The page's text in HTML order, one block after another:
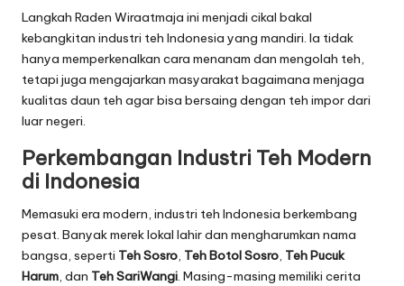
Langkah Raden Wiraatmaja ini menjadi cikal bakal
kebangkitan industri teh Indonesia yang mandiri. Ia tidak
hanya memperkenalkan cara menanam dan mengolah teh,
tetapi juga mengajarkan masyarakat bagaimana menjaga
kualitas daun teh agar bisa bersaing dengan teh impor dari
luar negeri.
Perkembangan Industri Teh Modern
di Indonesia
Memasuki era modern, industri teh Indonesia berkembang
pesat. Banyak merek lokal lahir dan mengharumkan nama
bangsa, seperti Teh Sosro, Teh Botol Sosro, Teh Pucuk
Harum, dan Teh SariWangi. Masing-masing memiliki cerita